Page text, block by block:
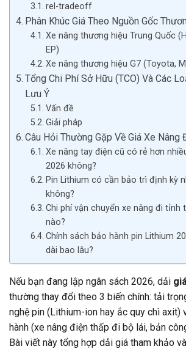
rel-tradeoff
Phân Khúc Giá Theo Nguồn Gốc
Xe nâng thương hiệu Trung Quốc
EP)
Xe nâng thương hiệu G7 (Toyota,
Tổng Chi Phí Sở Hữu (TCO) Và Các
Lưu Ý
Vấn đề
Giải pháp
Câu Hỏi Thường Gặp Về Giá Xe Nâng
Xe nâng tay điện cũ có rẻ hơn
2026 không?
Pin Lithium có cần bảo trì định kỳ
không?
Chi phí vận chuyển xe nâng đi tỉnh
nào?
Chính sách bảo hành pin Lithium
dài bao lâu?
Nếu bạn đang lập ngân sách 2026, dải
thường thay đổi theo 3 biến chính: tải
nghệ pin (Lithium-ion hay ắc quy chì axit)
hành (xe nâng điện thấp đi bộ lái, bản
Bài viết này tổng hợp dải giá tham khảo